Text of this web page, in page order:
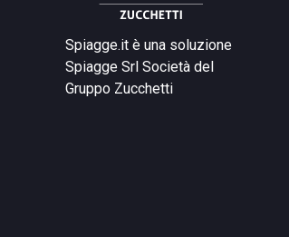
Spiagge.it è una soluzione
Spiagge Srl Società del
Gruppo Zucchetti